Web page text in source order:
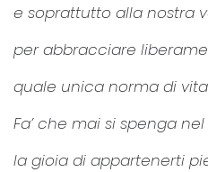
e soprattutto alla nostra
per abbracciare
quale unica norma di vita.
Fa’ che mai si spenga
la gioia di appartenerti